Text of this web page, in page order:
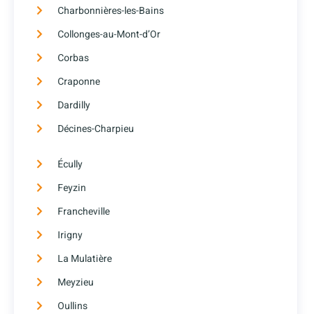
Charbonnières-les-Bains
Collonges-au-Mont-d’Or
Corbas
Craponne
Dardilly
Décines-Charpieu
Écully
Feyzin
Francheville
Irigny
La Mulatière
Meyzieu
Oullins